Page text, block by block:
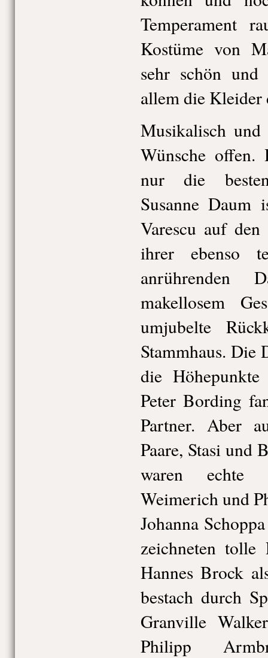
Temperament
Kostüme von
sehr schön
allem die Kleider
Musikalisch und
Wünsche
nur die
Susanne
Varescu auf
ihrer ebenso
anrührenden
makellosem
umjubelte
Stammhaus. Die
die
Peter Bording
Partner. Aber
Paare, Stasi und
waren echte
Weimerich und
Johanna
zeichneten tolle
Hannes Brock
bestach durch
Granville
Philipp